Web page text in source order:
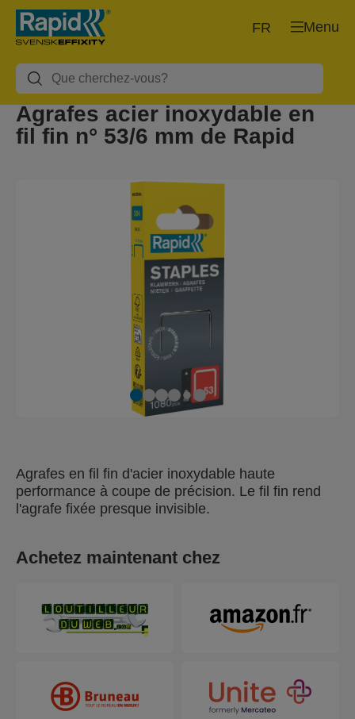
Menu
FR
Agrafes acier inoxydable en
fil fin n° 53/6 mm de Rapid
Agrafes en fil fin d'acier inoxydable haute
performance à coupe de précision. Le fil fin rend
l'agrafe fixée presque invisible.
Achetez maintenant chez